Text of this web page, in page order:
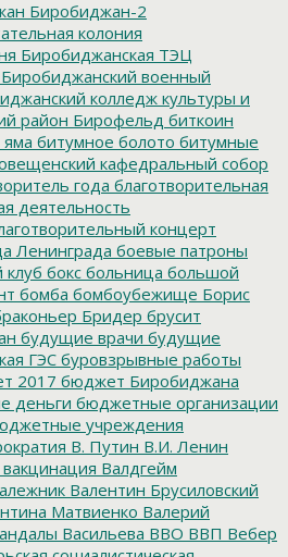
Биробиджан-2
колония
Биробиджанская ТЭЦ
Биробиджанский военный
колледж культуры и
район Бирофельд биткоин
битумное болото битумные
кафедральный собор
года благотворительная
деятельность
концерт
Ленинграда боевые патроны
клуб бокс больница большой
бомба бомбоубежище Борис
Бридер брусит
будущие врачи будущие
ГЭСбуровзрывные работы
2017 бюджет Биробиджана
деньги бюджетные организации
учреждения
В. Путин В.И. Ленин
вакцинация Валдгейм
Валентин Брусиловский
Матвиенко Валерий
Васильева ВВО ВВП Вебер